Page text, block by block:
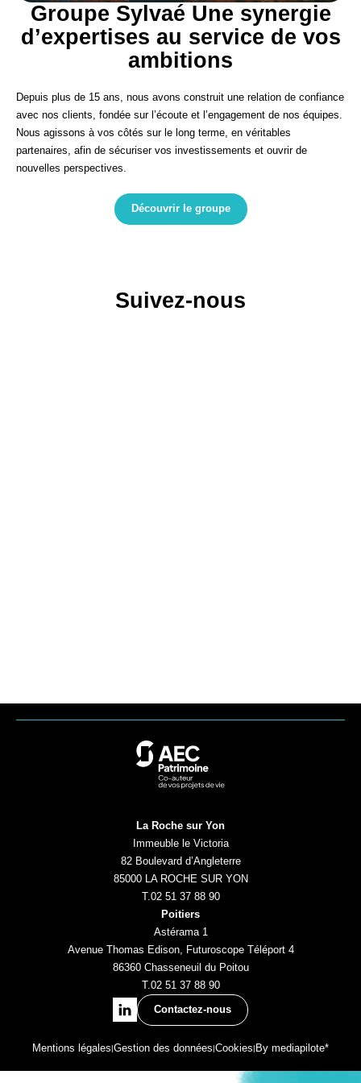
Groupe Sylvaé Une synergie
d’expertises au service de vos
ambitions
Depuis plus de 15 ans, nous avons construit une relation de confiance
avec nos clients, fondée sur l’écoute et l’engagement de nos équipes.
Nous agissons à vos côtés sur le long terme, en véritables
partenaires, afin de sécuriser vos investissements et ouvrir de
nouvelles perspectives.
Découvrir le groupe
Suivez-nous
La Roche sur Yon
Immeuble le Victoria
82 Boulevard d’Angleterre
85000 LA ROCHE SUR YON
T. 02 51 37 88 90
Poitiers
Astérama 1
Avenue Thomas Edison, Futuroscope Téléport 4
86360 Chasseneuil du Poitou
T. 02 51 37 88 90
Suivez-
nous
sur
Linkedin
Contactez-nous
Mentions légales Gestion des données Cookies By mediapilote*